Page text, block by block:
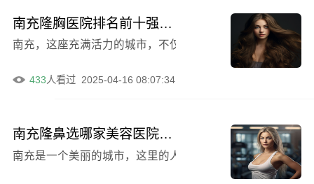
南充隆胸医院排名前十强，南充中心医院整形科位列前五，第三名体验超棒
南充，这座充满活力的城市，不仅拥有丰富的历史文化，还
2025-04-16 08:07:34
433人看过
南充隆鼻选哪家美容医院好呢
南充是一个美丽的城市，这里的人们对美的追求从未停止。